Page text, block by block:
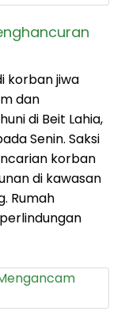
korban jiwa
dan
di Beit Lahia,
Senin. Saksi
korban
di kawasan
Rumah